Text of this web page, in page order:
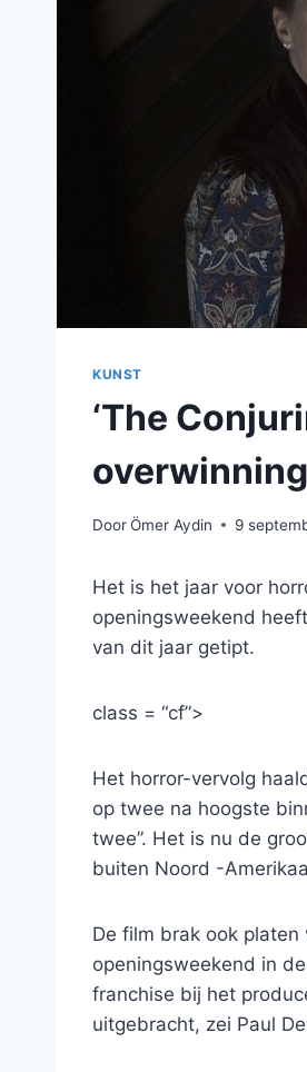
KUNST
‘The
DoorÖmer Aydin 9
Het is het jaar voor
openingsweekend
van dit jaar getipt.
class = “cf”>
Het horror-vervolg
op twee na hoogste
twee”. Het is nu de
buiten Noord -
De film brak ook platen
openingsweekend in
franchise bij het
uitgebracht, zei Paul